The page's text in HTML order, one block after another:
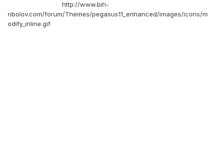
http://www.bih-
ribolov.com/forum/Themes/pegasus11_enhanced/images/icons/m
odify_inline.gif